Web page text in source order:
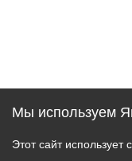
Мы используем
Этот сайт использует